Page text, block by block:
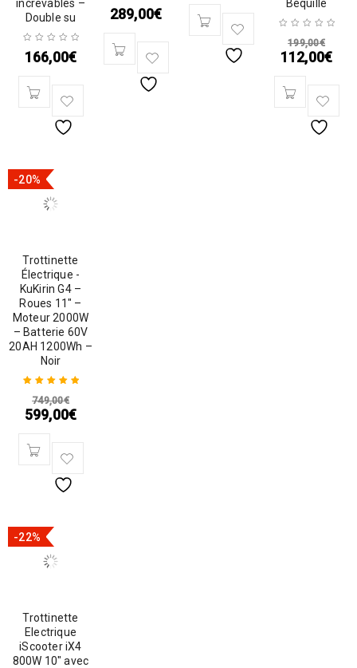
increvables –
Double su
166,00€
289,00€
Béquille
199,00€
112,00€
-20%
Trottinette
Électrique -
KuKirin G4 –
Roues 11″ –
Moteur 2000W
– Batterie 60V
20AH 1200Wh –
Noir
Note5.00sur
5
749,00€
599,00€
-22%
Trottinette
Electrique
iScooter iX4
800W 10″ avec